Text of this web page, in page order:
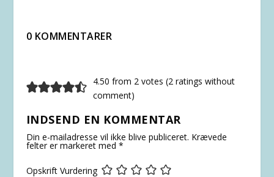
0 KOMMENTARER
4.50 from 2 votes (2 ratings without
comment)
INDSEND EN KOMMENTAR
Din e-mailadresse vil ikke blive publiceret. Krævede
felter er markeret med *
Opskrift Vurdering